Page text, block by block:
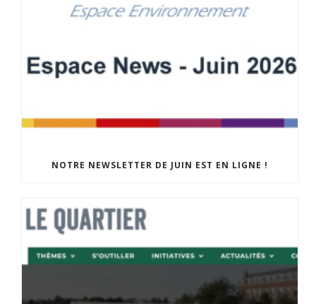
NOTRE NEWSLETTER DE JUIN EST EN LIGNE !